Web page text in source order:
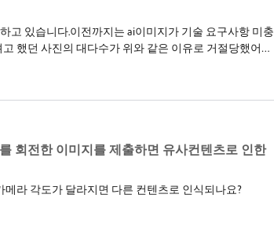
고 있습니다.이전까지는 ai이미지가 기술 요구사항 미충
했던 사진의 대다수가 위와 같은 이유로 거절당했어요.
모르겠는데, 여러분들이 제게 피드백을 남겨주시면 큰
회전한 이미지를 제출하면 유사컨텐츠로 인한
라 각도가 달라지면 다른 컨텐츠로 인식되나요?